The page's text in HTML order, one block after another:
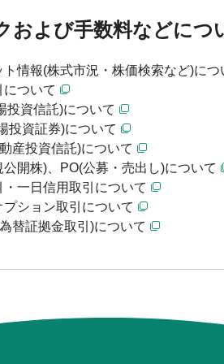
および手数料などにつ
ト情報(株式市況・株価検索など)につ
について
投資信託)について
投資証券)について
産投資信託)について
公開株)、PO(公募・売出し)について
・一日信用取引について
プション取引について
替証拠金取引)について